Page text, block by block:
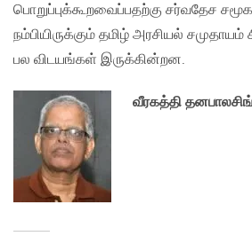
பொறுப்புக்கூறவைப்பதற்கு சர்வதேச
நம்பியிருக்கும் தமிழ் அரசியல் சமுதாயம்
பல விடயங்கள் இருக்கின்றன.
வீரகத்தி